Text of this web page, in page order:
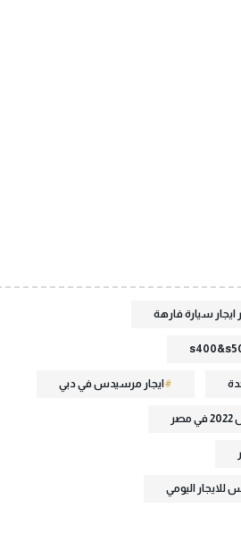
سيارة فارهة
ايجار مرسيدس في دبي
اليومي